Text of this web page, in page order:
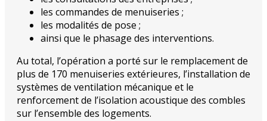
les commandes de menuiseries ;
les modalités de pose ;
ainsi que le phasage des interventions.
Au total, l’opération a porté sur le remplacement de
plus de 170 menuiseries extérieures, l’installation de
systèmes de ventilation mécanique et le
renforcement de l’isolation acoustique des combles
sur l’ensemble des logements.